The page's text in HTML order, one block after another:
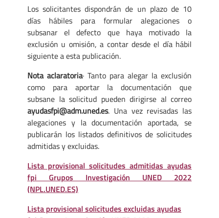
Los solicitantes dispondrán de un plazo de 10
días hábiles para formular alegaciones o
subsanar el defecto que haya motivado la
exclusión u omisión, a contar desde el día hábil
siguiente a esta publicación.
Nota aclaratoria· Tanto para alegar la exclusión
como para aportar la documentación que
subsane la solicitud pueden dirigirse al correo
ayudasfpi@adm.uned.es. Una vez revisadas las
alegaciones y la documentación aportada, se
publicarán los listados definitivos de solicitudes
admitidas y excluidas.
Lista provisional solicitudes admitidas ayudas
fpi Grupos Investigación UNED 2022
(NPL.UNED.ES)
Lista provisional solicitudes excluidas ayudas